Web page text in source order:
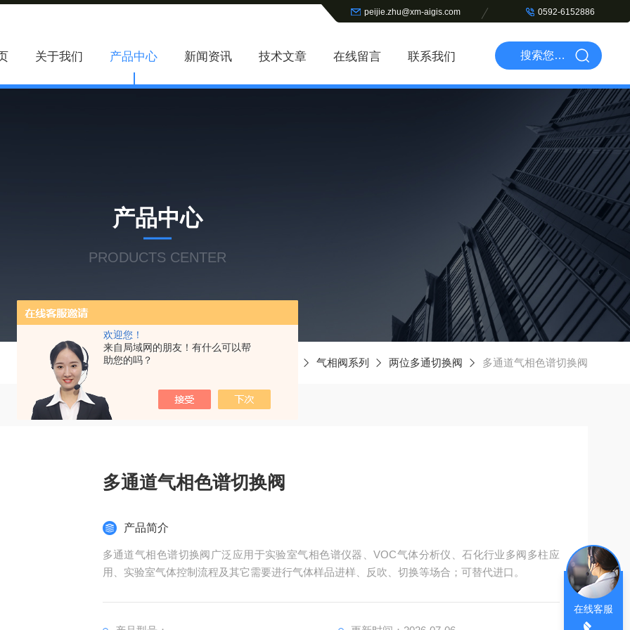
欢迎您！
来自局域网的朋友！有什么可以帮
助您的吗？
peijie.zhu@xm-aigis.com 0592-6152886
关于我们 产品中心 新闻资讯 技术文章 在线留言 联系我们
产品中心
PRODUCTS CENTER
气相阀系列 两位多通切换阀 多通道气相色谱切换阀
多通道气相色谱切换阀
产品简介
多通道气相色谱切换阀广泛应用于实验室气相色谱仪器、VOC气体分析仪、石化行业多阀多柱应
用、实验室气体控制流程及其它需要进行气体样品进样、反吹、切换等场合；可替代进口。
在线客服